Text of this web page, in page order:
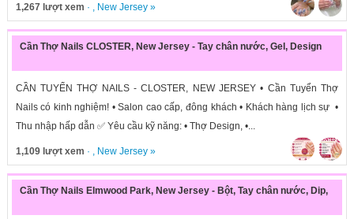
1,267 lượt xem · , New Jersey»
Cần Thợ Nails CLOSTER, New Jersey - Tay chân nước, Gel, Design
CẦN TUYỂN THỢ NAILS - CLOSTER, NEW JERSEY • Cần Tuyển Thợ
Nails có kinh nghiệm! • Salon cao cấp, đông khách • Khách hàng lịch sự •
Thu nhập hấp dẫn ✅ Yêu cầu kỹ năng: • Thợ Design, •...
1,109 lượt xem · , New Jersey»
Cần Thợ Nails Elmwood Park, New Jersey - Bột, Tay chân nước, Dip,